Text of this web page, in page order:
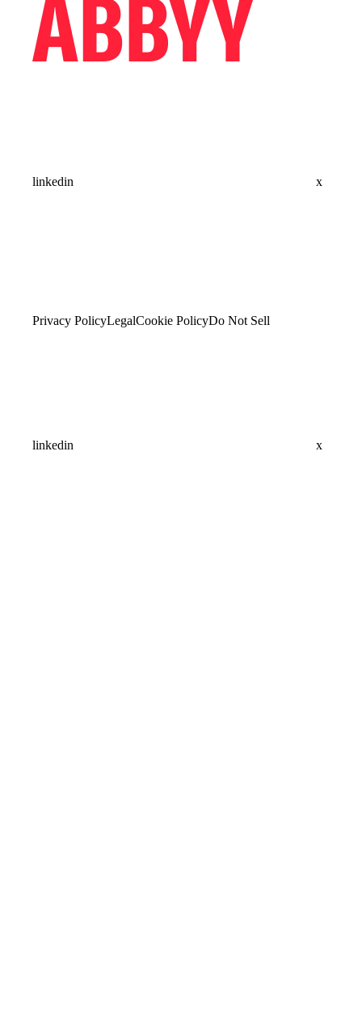
linkedin x
Privacy PolicyLegalCookie PolicyDo Not Sell
linkedin x